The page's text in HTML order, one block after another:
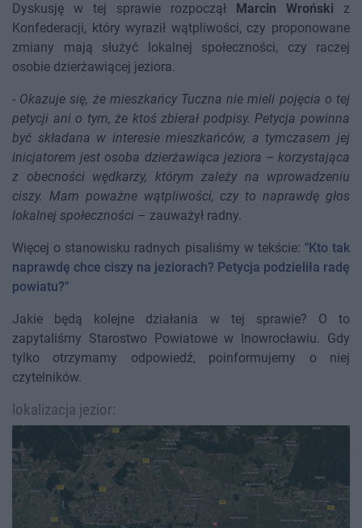
Dyskusję w tej sprawie rozpoczął Marcin Wroński z
Konfederacji, który wyraził wątpliwości, czy proponowane
zmiany mają służyć lokalnej społeczności, czy raczej
osobie dzierżawiącej jeziora.
- Okazuje się, że mieszkańcy Tuczna nie mieli pojęcia o tej
petycji ani o tym, że ktoś zbierał podpisy. Petycja powinna
być składana w interesie mieszkańców, a tymczasem jej
inicjatorem jest osoba dzierżawiąca jeziora – korzystająca
z obecności wędkarzy, którym zależy na wprowadzeniu
ciszy. Mam poważne wątpliwości, czy to naprawdę głos
lokalnej społeczności – zauważył radny.
Więcej o stanowisku radnych pisaliśmy w tekście: "Kto tak
naprawdę chce ciszy na jeziorach? Petycja podzieliła radę
powiatu?"
Jakie będą kolejne działania w tej sprawie? O to
zapytaliśmy Starostwo Powiatowe w Inowrocławiu. Gdy
tylko otrzymamy odpowiedź, poinformujemy o niej
czytelników.
lokalizacja jezior: